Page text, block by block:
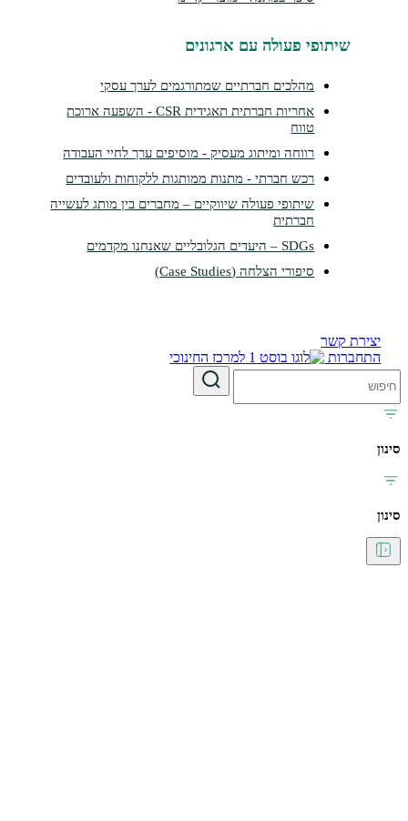
שיתופי פעולה עם ארגונים
מהלכים חברתיים שמתורגמים לערך עסקי
אחריות חברתית תאגידית CSR - השפעה ארוכת
רווחה ומיתוג מעסיק - מוסיפים ערך לחיי העבודה
רכש חברתי - מתנות ממותגות ללקוחות ולעובדים
שיתופי פעולה שיווקיים – מחברים בין מותג לעשייה
חברתית
SDGs – היעדים הגלובליים שאנחנו מקדמים
סיפורי הצלחה (Case Studies)
קשר
למרכז החינוכי